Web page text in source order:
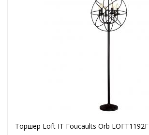
Торшер Loft IT Foucaults Orb LOFT1192F